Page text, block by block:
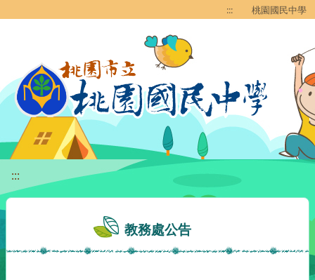
::: 桃園國民中學
:::
教務處公告